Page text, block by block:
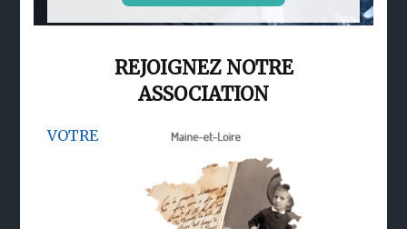
REJOIGNEZ NOTRE
ASSOCIATION
VOTRE